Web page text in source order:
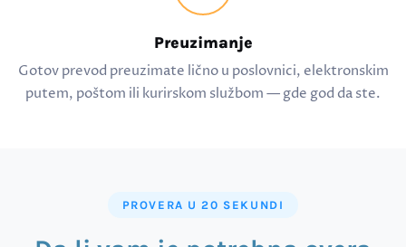
Preuzimanje
Gotov prevod preuzimate lično u poslovnici, elektronskim
putem, poštom ili kurirskom službom — gde god da ste.
PROVERA U 20 SEKUNDI